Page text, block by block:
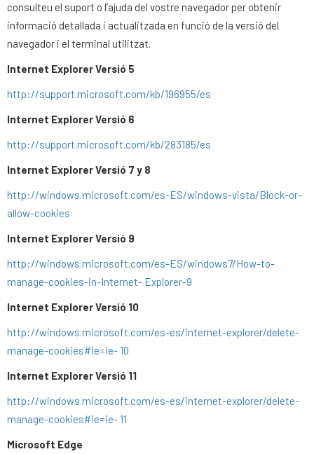
consulteu el suport o l’ajuda del vostre navegador per obtenir
informació detallada i actualitzada en funció de la versió del
navegador i el terminal utilitzat.
Internet Explorer Versió 5
http://support.microsoft.com/kb/196955/es
Internet Explorer Versió 6
http://support.microsoft.com/kb/283185/es
Internet Explorer Versió 7 y 8
http://windows.microsoft.com/es-ES/windows-vista/Block-or-
allow-cookies
Internet Explorer Versió 9
http://windows.microsoft.com/es-ES/windows7/How-to-
manage-cookies-in-Internet- Explorer-9
Internet Explorer Versió 10
http://windows.microsoft.com/es-es/internet-explorer/delete-
manage-cookies#ie=ie- 10
Internet Explorer Versió 11
http://windows.microsoft.com/es-es/internet-explorer/delete-
manage-cookies#ie=ie- 11
Microsoft Edge